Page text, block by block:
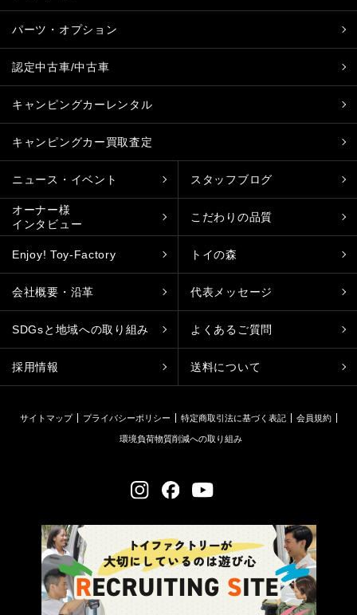
パーツ・オプション
認定中古車/中古車
キャンピングカーレンタル
キャンピングカー買取査定
ニュース・イベント スタッフブログ
オーナー様
インタビュー
こだわりの品質
Enjoy! Toy-Factory トイの森
会社概要・沿革 代表メッセージ
SDGsと地域への取り組み よくあるご質問
採用情報 送料について
サイトマップ プライバシーポリシー 特定商取引法に基づく表記 会員規約
環境負荷物質削減への取り組み